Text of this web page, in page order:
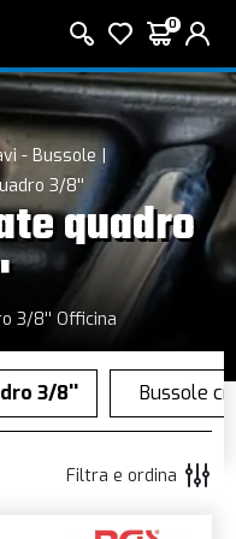
0
- Bussole
3/8''
quadro
3/8'' Officina
Filtra e ordina